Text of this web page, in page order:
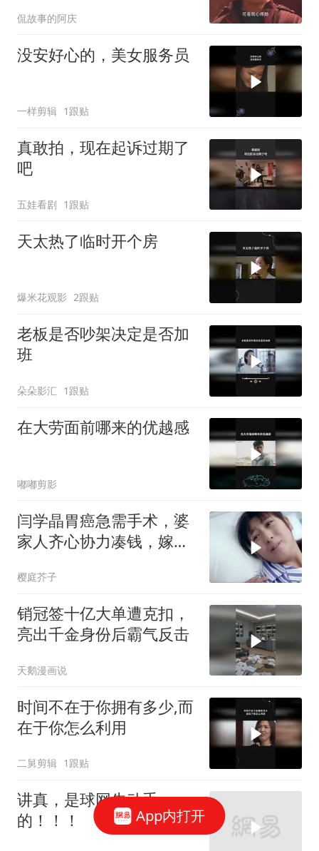
侃故事的阿庆
没安好心的，美女服务员
一样剪辑 1跟贴
真敢拍，现在起诉过期了
吧
五娃看剧 1跟贴
天太热了临时开个房
爆米花观影 2跟贴
老板是否吵架决定是否加
班
朵朵影汇 1跟贴
在大劳面前哪来的优越感
嘟嘟剪影
闫学晶胃癌急需手术，婆
家人齐心协力凑钱，嫁对
樱庭芥子
销冠签十亿大单遭克扣，
亮出千金身份后霸气反击
天鹅漫画说
时间不在于你拥有多少,而
在于你怎么利用
二舅剪辑 1跟贴
讲真，是球网先动手
的！！！
App内打开